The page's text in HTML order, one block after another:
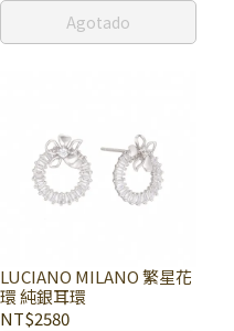
Agotado
LUCIANO MILANO 繁星花
環 純銀耳環
NT$2580